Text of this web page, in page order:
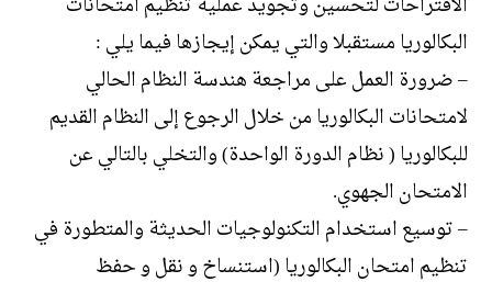
البكالوريا مستقبلا والتي يمكن إيجازها فيما يلي :
– ضرورة العمل على مراجعة هندسة النظام الحالي
لامتحانات البكالوريا من خلال الرجوع إلى النظام القديم
للبكالوريا ( نظام الدورة الواحدة) والتخلي بالتالي عن
الامتحان الجهوي.
– توسيع استخدام التكنولوجيات الحديثة والمتطورة في
تنظيم امتحان البكالوريا (استنساخ و نقل و حفظ